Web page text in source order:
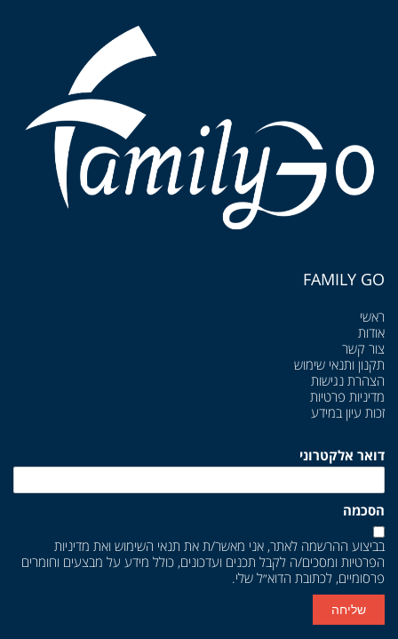
FAMILY GO
ראשי
אודות
צור קשר
תקנון ותנאי שימוש
הצהרת נגישות
מדיניות פרטיות
זכות עיון במידע
דואר אלקטרוני
הסכמה
בביצוע ההרשמה לאתר, אני מאשר/ת את תנאי השימוש ואת מדיניות
הפרטיות ומסכים/ה לקבל תכנים ועדכונים, כולל מידע על מבצעים וחומרים
פרסומיים, לכתובת הדוא״ל שלי.
שליחה